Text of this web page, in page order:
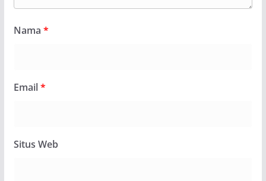
Nama *
Email*
Situs Web